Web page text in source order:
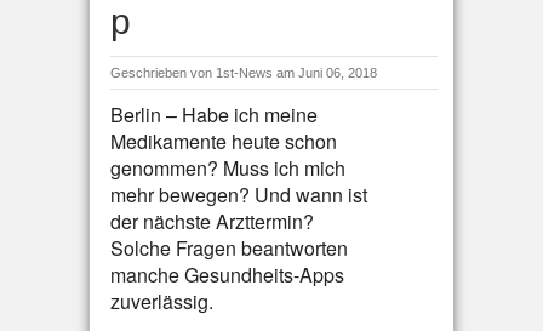
p
Geschrieben von 1st-News am Juni 06, 2018
Berlin – Habe ich meine
Medikamente heute schon
genommen? Muss ich mich
mehr bewegen? Und wann ist
der nächste Arzttermin?
Solche Fragen beantworten
manche Gesundheits-Apps
zuverlässig.